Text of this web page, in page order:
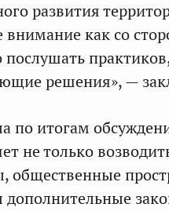
развития
внимание как со
решения», —
по итогам
не только
общественные